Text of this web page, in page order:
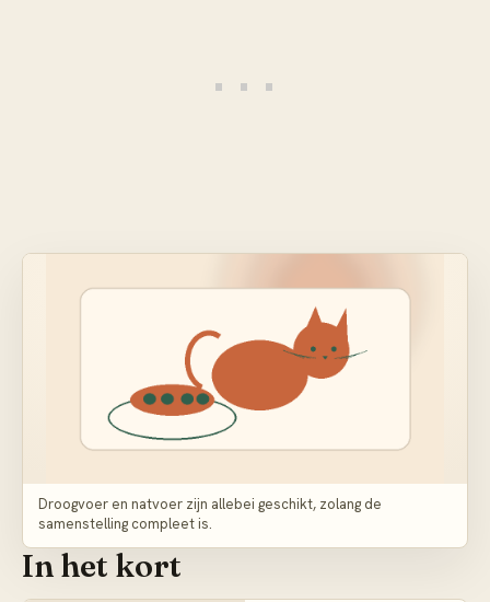
Droogvoer en natvoer zijn allebei geschikt, zolang de
samenstelling compleet is.
In het kort